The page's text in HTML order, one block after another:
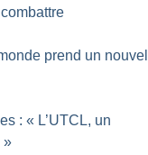
prend un nouvel
: « L’UTCL, un
»